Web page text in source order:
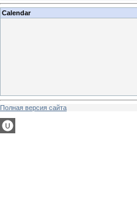
Calendar
Полная версия сайта